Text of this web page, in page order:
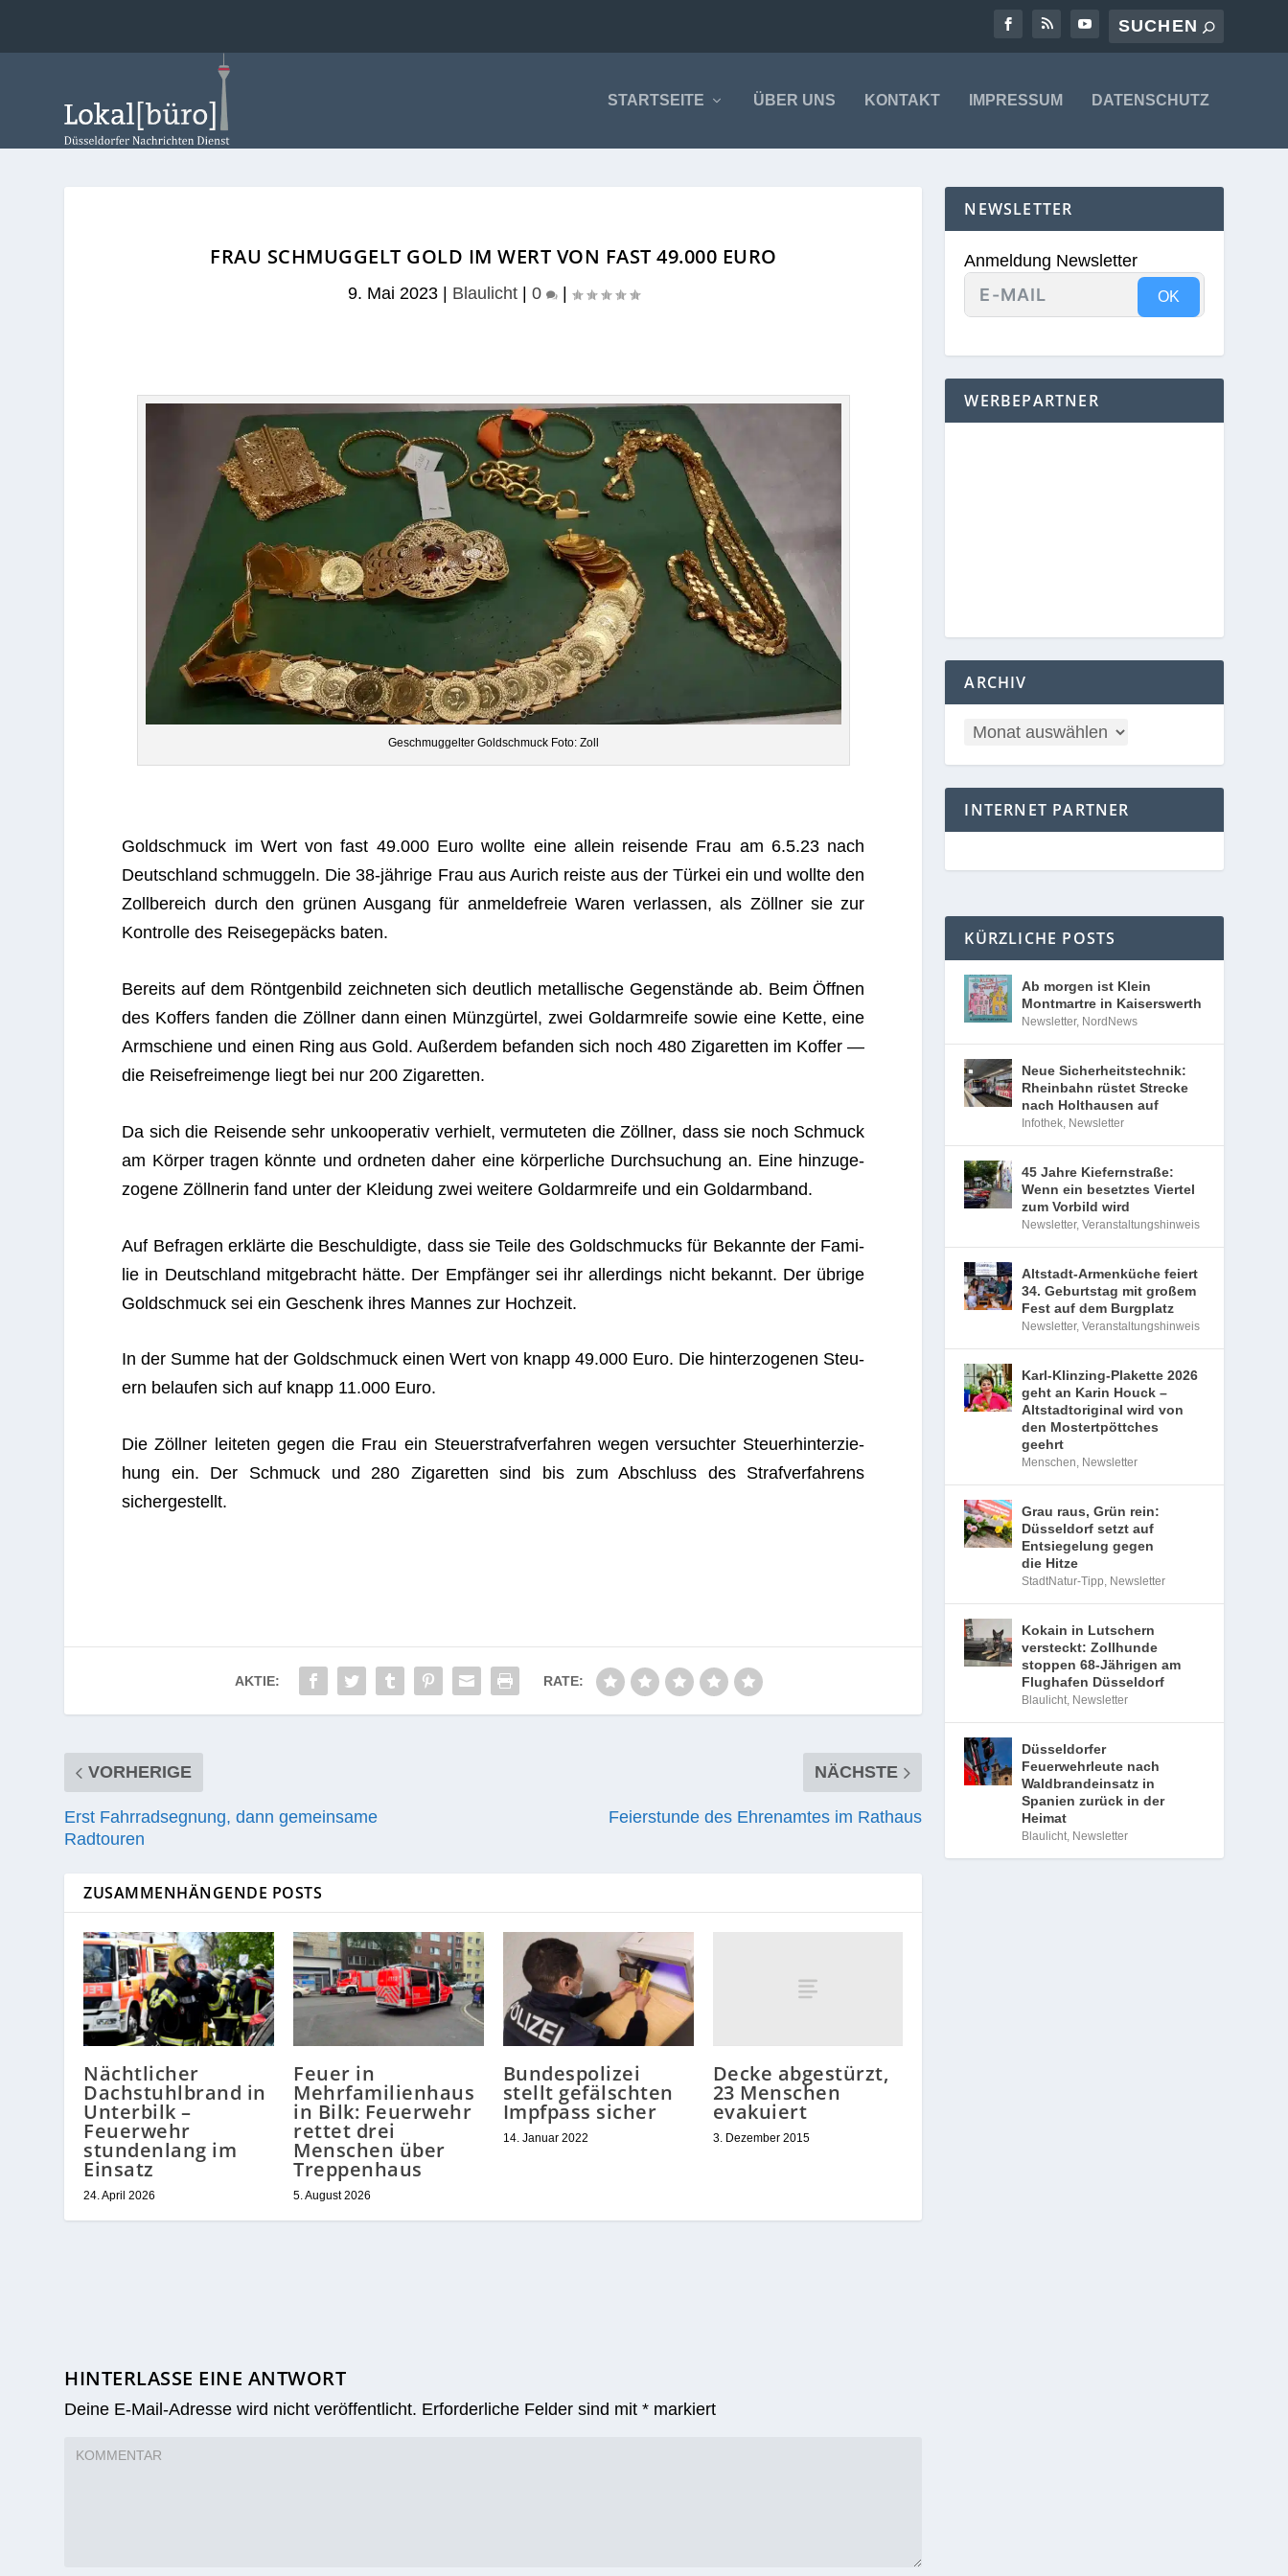
STARTSEITE ÜBER UNS KONTAKT IMPRESSUM DATENSCHUTZ
FRAU SCHMUGGELT GOLD IM WERT VON FAST 49.000 EURO
9. Mai 2023| Blaulicht| 0 |
Geschmug­gel­ter Gold­schmuck Foto: Zoll
Gold­schmuck im Wert von fast 49.000 Euro wollte eine allein rei­sende Frau am 6.5.23 nach
Deutsch­land schmug­geln. Die 38-jäh­rige Frau aus Aurich reiste aus der Tür­kei ein und wollte den
Zoll­be­reich durch den grü­nen Aus­gang für anmel­de­freie Waren ver­las­sen, als Zöll­ner sie zur
Kon­trolle des Rei­se­ge­päcks baten.
Bereits auf dem Rönt­gen­bild zeich­ne­ten sich deut­lich metal­li­sche Gegen­stände ab. Beim Öff­nen
des Kof­fers fan­den die Zöll­ner dann einen Münz­gür­tel, zwei Gold­arm­reife sowie eine Kette, eine
Arm­schiene und einen Ring aus Gold. Außer­dem befan­den sich noch 480 Ziga­ret­ten im Kof­fer —
die Rei­se­frei­menge liegt bei nur 200 Zigaretten.
Da sich die Rei­sende sehr unko­ope­ra­tiv ver­hielt, ver­mu­te­ten die Zöll­ner, dass sie noch Schmuck
am Kör­per tra­gen könnte und ord­ne­ten daher eine kör­per­li­che Durch­su­chung an. Eine hin­zu­ge­
zo­gene Zöll­ne­rin fand unter der Klei­dung zwei wei­tere Gold­arm­reife und ein Goldarmband.
Auf Befra­gen erklärte die Beschul­digte, dass sie Teile des Gold­schmucks für Bekannte der Fami­
lie in Deutsch­land mit­ge­bracht hätte. Der Emp­fän­ger sei ihr aller­dings nicht bekannt. Der übrige
Gold­schmuck sei ein Geschenk ihres Man­nes zur Hochzeit.
In der Summe hat der Gold­schmuck einen Wert von knapp 49.000 Euro. Die hin­ter­zo­ge­nen Steu­
ern belau­fen sich auf knapp 11.000 Euro.
Die Zöll­ner lei­te­ten gegen die Frau ein Steu­er­straf­ver­fah­ren wegen ver­such­ter Steu­er­hin­ter­zie­
hung ein. Der Schmuck und 280 Ziga­ret­ten sind bis zum Abschluss des Straf­ver­fah­rens
sichergestellt.
AKTIE: RATE:
VORHERIGE
Erst Fahrradsegnung, dann gemeinsame
Radtouren
NÄCHSTE
Feierstunde des Ehrenamtes im Rathaus
ZUSAMMENHÄNGENDE POSTS
Nächtlicher
Dachstuhlbrand in
Unterbilk –
Feuerwehr
stundenlang im
Einsatz
24. April 2026
Feuer in
Mehrfamilienhaus
in Bilk: Feuerwehr
rettet drei
Menschen über
Treppenhaus
5. August 2026
Bundespolizei
stellt gefälschten
Impfpass sicher
14. Januar 2022
Decke abgestürzt,
23 Menschen
evakuiert
3. Dezember 2015
HINTERLASSE EINE ANTWORT
Deine E-Mail-Adresse wird nicht veröffentlicht. Erforderliche Felder sind mit* markiert
NEWSLETTER
Anmeldung Newsletter
OK
WERBEPARTNER
ARCHIV
INTERNET PARTNER
KÜRZLICHE POSTS
Ab morgen ist Klein
Montmartre in Kaiserswerth
Newsletter, NordNews
Neue Sicherheitstechnik:
Rheinbahn rüstet Strecke
nach Holthausen auf
Infothek, Newsletter
45 Jahre Kiefernstraße:
Wenn ein besetztes Viertel
zum Vorbild wird
Newsletter,Veranstaltungshinweis
Altstadt-Armenküche feiert
34. Geburtstag mit großem
Fest auf dem Burgplatz
Newsletter,Veranstaltungshinweis
Karl-Klinzing-Plakette 2026
geht an Karin Houck –
Altstadtoriginal wird von
den Mostertpöttches
geehrt
Menschen, Newsletter
Grau raus, Grün rein:
Düsseldorf setzt auf
Entsiegelung gegen
die Hitze
StadtNatur-Tipp, Newsletter
Kokain in Lutschern
versteckt: Zollhunde
stoppen 68-Jährigen am
Flughafen Düsseldorf
Blaulicht, Newsletter
Düsseldorfer
Feuerwehrleute nach
Waldbrandeinsatz in
Spanien zurück in der
Heimat
Blaulicht, Newsletter